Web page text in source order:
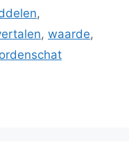
,
, waarde,